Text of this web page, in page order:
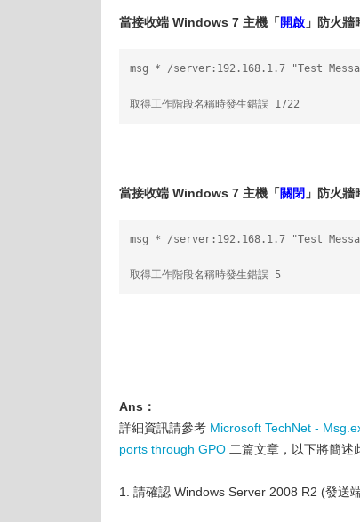
當接收端 Windows 7 主機「開啟 」防火牆
msg * /server:192.168.1.7 "Test
取得工作階段名稱時發生錯誤 1722
當接收端 Windows 7 主機「關閉 」防火牆
msg * /server:192.168.1.7 "Test
取得工作階段名稱時發生錯誤 5
Ans：
詳細資訊請參考 Microsoft TechNet -
ports through GPO 二篇文章，以下將簡述
1. 請確認 Windows Server 2008 R2 (發送